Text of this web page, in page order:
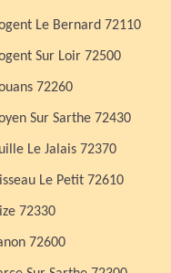
Le Bernard 72110
Sur Loir 72500
72260
Sur Sarthe 72430
Le Jalais 72370
Le Petit 72610
72330
72600